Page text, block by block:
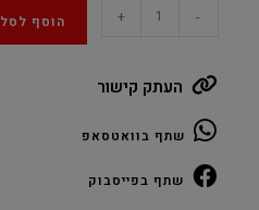
Black
3X120MM
Pack
RGB
-
+ הוסף לסל
העתק קישור
שתף בוואטסאפ
שתף בפייסבוק